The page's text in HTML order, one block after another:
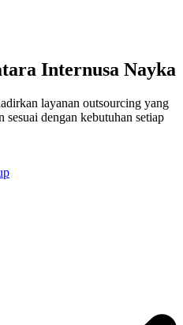
Internusa Nayka
layanan outsourcing yang
sesuai dengan kebutuhan setiap